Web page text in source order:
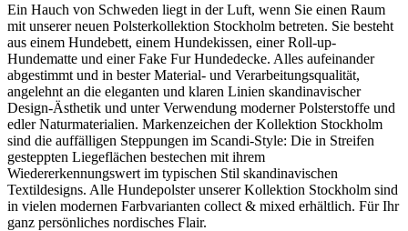
Ein Hauch von Schweden liegt in der Luft, wenn Sie einen Raum
mit unserer neuen Polsterkollektion Stockholm betreten. Sie besteht
aus einem Hundebett, einem Hundekissen, einer Roll-up-
Hundematte und einer Fake Fur Hundedecke. Alles aufeinander
abgestimmt und in bester Material- und Verarbeitungsqualität,
angelehnt an die eleganten und klaren Linien skandinavischer
Design-Ästhetik und unter Verwendung moderner Polsterstoffe und
edler Naturmaterialien. Markenzeichen der Kollektion Stockholm
sind die auffälligen Steppungen im Scandi-Style: Die in Streifen
gesteppten Liegeflächen bestechen mit ihrem
Wiedererkennungswert im typischen Stil skandinavischen
Textildesigns. Alle Hundepolster unserer Kollektion Stockholm sind
in vielen modernen Farbvarianten collect & mixed erhältlich. Für Ihr
ganz persönliches nordisches Flair.